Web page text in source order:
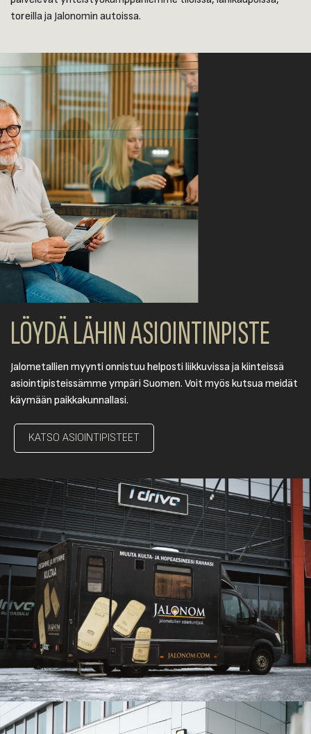
toreilla ja Jalonomin autoissa.
LÖYDÄ LÄHIN ASIOINTINPISTE
Jalometallien myynti onnistuu helposti liikkuvissa ja kiinteissä
asiointipisteissämme ympäri Suomen. Voit myös kutsua meidät
käymään paikkakunnallasi.
KATSO ASIOINTIPISTEET